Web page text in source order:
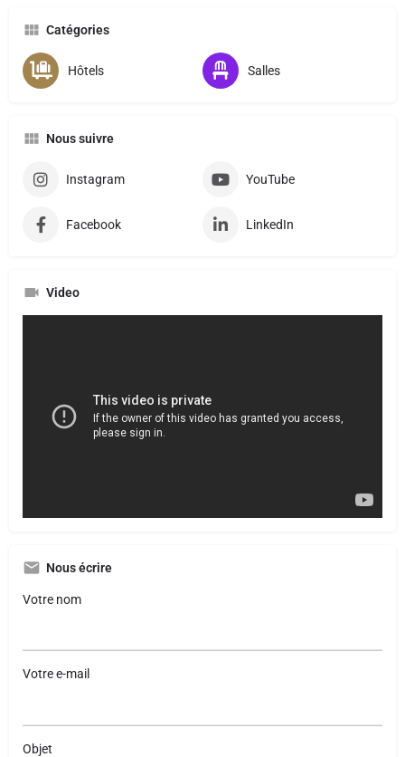
Catégories
Hôtels Salles
Nous suivre
Instagram YouTube
Facebook LinkedIn
Video
Nous écrire
Votre nom
Votre e-mail
Objet